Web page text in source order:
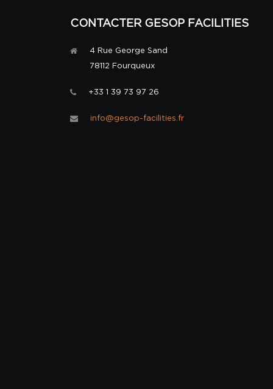
CONTACTER GESOP FACILITIES
4 Rue George Sand
78112 Fourqueux
+33 1 39 73 97 26
info@gesop-facilities.fr